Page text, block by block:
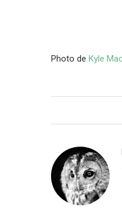
Photo de Kyle